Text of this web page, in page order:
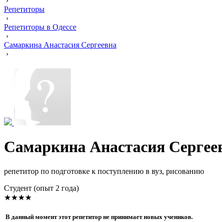
Репетиторы
›
Репетиторы в Одессе
›
Самаркина Анастасия Сергеевна
›
Самаркина Анастасия
репетитор по подготовке к поступлению в вуз, рисованию
Cтудент (опыт 2 года)
★★★★
В данный момент этот репетитор не принимает новых учеников.